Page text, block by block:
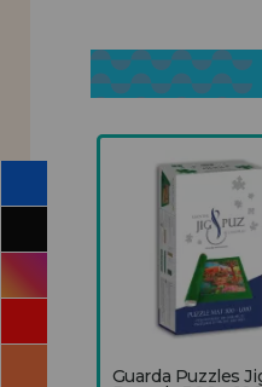
Guarda Puzzles